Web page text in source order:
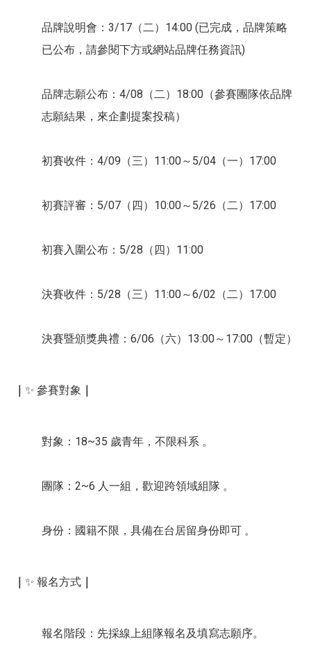
品牌說明會：3/17（二）14:00 (已完成，品牌策略
已公布，請參閱下方或網站品牌任務資訊)
品牌志願公布：4/08（二）18:00（參賽團隊依品牌
志願結果，來企劃提案投稿）
初賽收件：4/09（三）11:00～5/04（一）17:00
初賽評審：5/07（四）10:00～5/26（二）17:00
初賽入圍公布：5/28（四）11:00
決賽收件：5/28（三）11:00～6/02（二）17:00
決賽暨頒獎典禮：6/06（六）13:00～17:00（暫定）
｜ ✨ 參賽對象 ｜
對象：18~35 歲青年，不限科系 。
團隊：2~6 人一組，歡迎跨領域組隊 。
身份：國籍不限，具備在台居留身份即可 。
｜ ✨ 報名方式 ｜
報名階段：先採線上組隊報名及填寫志願序。